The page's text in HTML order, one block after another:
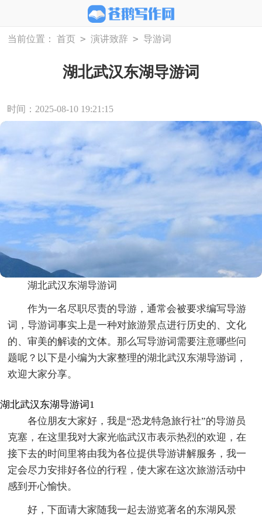
当前位置： 首页 > 演讲致辞 > 导游词
湖北武汉东湖导游词
时间：2025-08-10 19:21:15
湖北武汉东湖导游词
作为一名尽职尽责的导游，通常会被要求编写导游
词，导游词事实上是一种对旅游景点进行历史的、文化
的、审美的解读的文体。那么写导游词需要注意哪些问
题呢？以下是小编为大家整理的湖北武汉东湖导游词，
欢迎大家分享。
湖北武汉东湖导游词1
各位朋友大家好，我是“恐龙特急旅行社”的导游员
克塞，在这里我对大家光临武汉市表示热烈的欢迎，在
接下去的时间里将由我为各位提供导游讲解服务，我一
定会尽力安排好各位的行程，使大家在这次旅游活动中
感到开心愉快。
好，下面请大家随我一起去游览著名的东湖风景